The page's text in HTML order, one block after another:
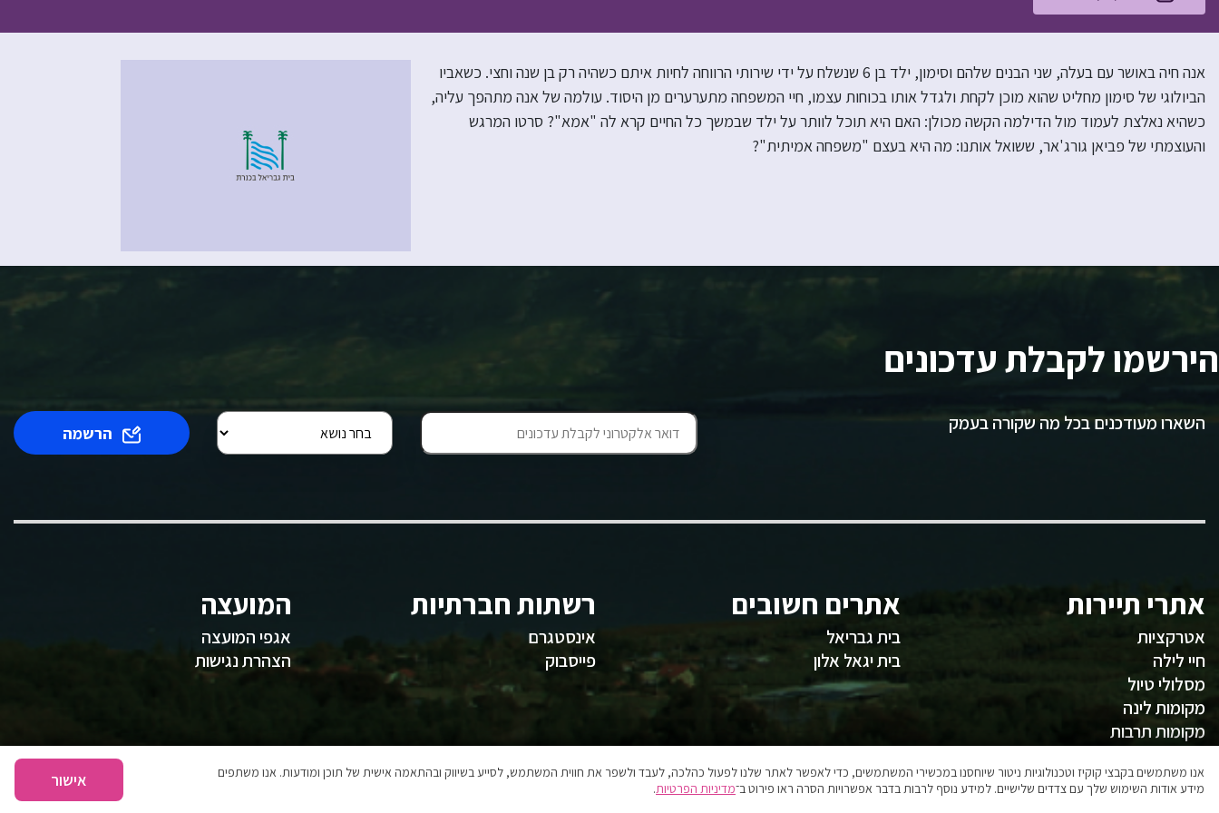
אנה חיה באושר עם בעלה, שני הבנים שלהם וסימון, ילד בן 6 שנשלח על ידי שירותי הרווחה לחיות איתם כשהיה רק בן שנה וחצי. כשאביו
הביולוגי של סימון מחליט שהוא מוכן לקחת ולגדל אותו בכוחות עצמו, חיי המשפחה מתערערים מן היסוד. עולמה של אנה מתהפך עליה,
כשהיא נאלצת לעמוד מול הדילמה הקשה מכולן: האם היא תוכל לוותר על ילד שבמשך כל החיים קרא לה "אמא"? סרטו המרגש
והעוצמתי של פביאן גורג'אר, ששואל אותנו: מה היא בעצם "משפחה אמיתית"?
הירשמו לקבלת עדכונים
השארו מעודכנים בכל מה שקורה בעמק הרשמה
אתרי תיירות
אטרקציות
חיי לילה
מסלולי טיול
מקומות לינה
מקומות תרבות
אתרים חשובים
בית גבריאל
בית יגאל אלון
רשתות חברתיות
אינסטגרם
פייסבוק
המועצה
אגפי המועצה
הצהרת נגישות
אנו משתמשים בקבצי קוקיז וטכנולוגיות ניטור שיוחסנו במכשירי המשתמשים, כדי לאפשר לאתר שלנו לפעול כהלכה, לעבד ולשפר את חווית המשתמש, לסייע בשיווק ובהתאמה אישית של תוכן ומודעות. אנו משתפים
מידע אודות השימוש שלך עם צדדים שלישיים. למידע נוסף לרבות בדבר אפשרויות הסרה ראו פירוט ב־מדיניות הפרטיות. אישור